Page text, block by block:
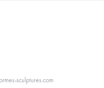
sculptures.com